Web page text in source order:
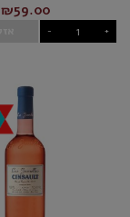
₪59.00
- +